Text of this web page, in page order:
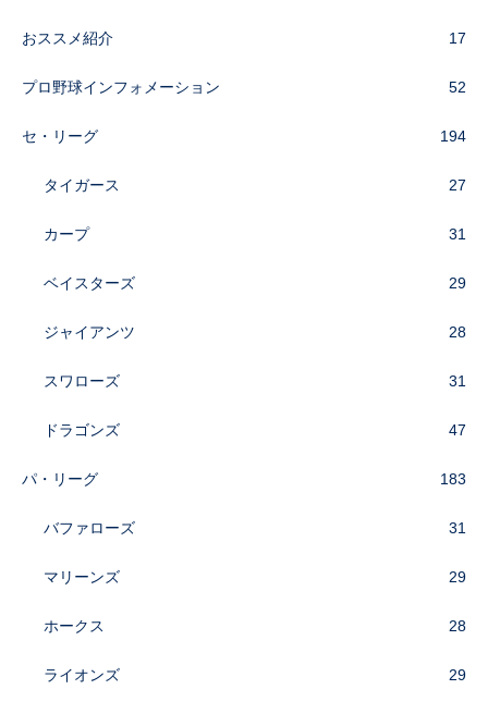
おススメ紹介 17
プロ野球インフォメーション 52
セ・リーグ 194
タイガース 27
カープ 31
ベイスターズ 29
ジャイアンツ 28
スワローズ 31
ドラゴンズ 47
パ・リーグ 183
バファローズ 31
マリーンズ 29
ホークス 28
ライオンズ 29